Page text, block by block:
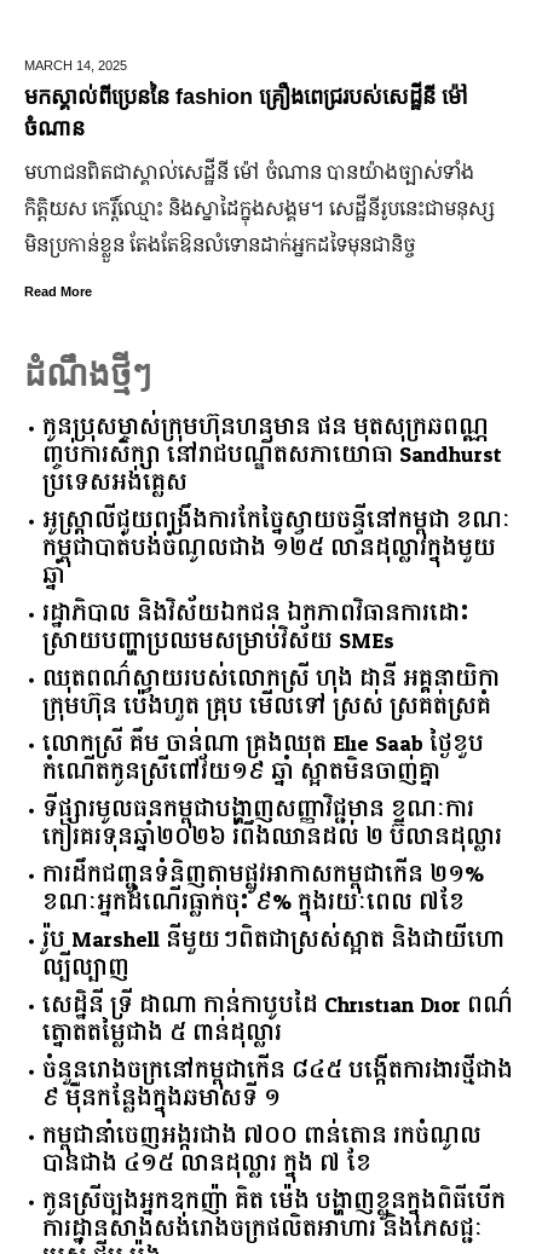
DECEMBER 28,
ឆ្លងឆ្នាំសកល អាជ្ញាធររាជធានីភ្នំពេញ នឹងបើកឱ្យដំណើរការផ្លូវថ្មើ
ជើងរយៈពេល ៣ថ្ងៃ
ដើម្បីជំរុញ និងលើកកម្ពស់វិស័យទេសចរណ៍នៅរាជធានីភ្នំពេញ ឱ្យ
កាន់តែរស់រវើក ស្របពេលដែលពិភពលោកទាំងមូល នឹង​សាទរឆ្នាំថ្មី
ឆ្នាំសកល ២០២៦នាពេលខាងមុននេះ រដ្ឋបាលរាជធានីភ្នំពេញ
នឹងបើកឱ្យដំណើរការជាធម្មតានូវ “ផ្លូវថ្មើរជើងចតុមុខ” រយៈពេល
Read More
ដំណឹងថ្មីៗ
កូនប្រុសម្ចាស់ក្រុមហ៊ុនហនុមាន ផន មុតសុក្រឆពណ្ណ
ញ្ចប់ការសិក្សា នៅរាជបណ្ឌិតសភាយោធា Sandhurst
ប្រទេសអង់គ្លេស
អូស្ត្រាលី​ជួយ​ពង្រឹង​ការ​កែច្នៃ​ស្វាយចន្ទី​នៅ​កម្ពុជា​ ​ខណៈ​
កម្ពុជា​បាត់បង់​ចំណូល​ជាង​ ​១២៥​ ​លាន​ដុល្លារ​ក្នុង​មួយ​
ឆ្នាំ​
រដ្ឋាភិបាល​ ​និង​វិស័យ​ឯកជន ​ឯកភាព​វិធានការ​ដោះ
ស្រាយ​បញ្ហា​ប្រឈម​​សម្រាប់​វិស័យ​ ​SMEs​
ឈុតពណ៌ស្វាយរបស់លោកស្រី ហុង ដានី អគ្គ​នាយិកា​
ក្រុមហ៊ុន ប៉េងហួត គ្រុប មើលទៅ ស្រស់ ស្រគត់ស្រគំ
លោកស្រី គឹម ចាន់ណា គ្រងឈុត Elie Saab ថ្ងៃខួប
កំណើតកូនស្រីពៅវ័យ១៩ ឆ្នាំ ស្អាតមិនចាញ់គ្នា
ទីផ្សារ​មូលធន​កម្ពុជា​បង្ហាញ​សញ្ញា​វិជ្ជមាន​ ​ខណៈ​ការ​
កៀរគរ​ទុន​ឆ្នាំ​២០២៦​ ​រំពឹង​ឈានដល់​ ​២​ ​ប៊ីលាន​ដុល្លារ​
ការដឹកជញ្ជូនទំនិញតាមផ្លូវអាកាសកម្ពុជាកើន ២១%
ខណៈអ្នកដំណើរធ្លាក់ចុះ ៩% ក្នុងរយៈពេល ៧ខែ
រ៉ូប Marshell នីមួយៗពិតជាស្រស់ស្អាត និងជាយីហោ
ល្បីល្បាញ
សេដ្ឋិនី ទ្រី ដាណា កាន់កាបូបដៃ Christian Dior ពណ៌
ត្នោតតម្លៃជាង ៥ ពាន់ដុល្លារ
ចំនួន​រោងចក្រ​នៅ​កម្ពុជា​កើន​ ​៨៤៥​ ​បង្កើត​ការងារ​ថ្មី​ជាង​
​៩​ ​ម៉ឺន​កន្លែង​ក្នុង​ឆមាស​ទី ​១​
កម្ពុជានាំចេញអង្ករជាង ៧០០ ពាន់តោន រកចំណូល
បានជាង ៤១៥ លានដុល្លារ ក្នុង ៧ ខែ